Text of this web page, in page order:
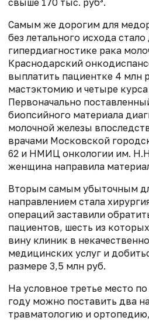
свыше 170 тыс. руб³.
Самым же дорогим для
без летального исхода
гипердиагностике рака
Краснодарский
выплатить пациентке 4 млн
мастэктомию и четыре
Первоначально
биопсийного материала
молочной железы
врачами Московской
62 и НМИЦ онкологии им.
женщина направила
Вторым самым убыточным
направлением стала
операций заставили
пациентов, шесть из
вину клиник в
медицинских услуг и
размере 3,5 млн руб.
На условное третье место
году можно поставить два
травматологию и